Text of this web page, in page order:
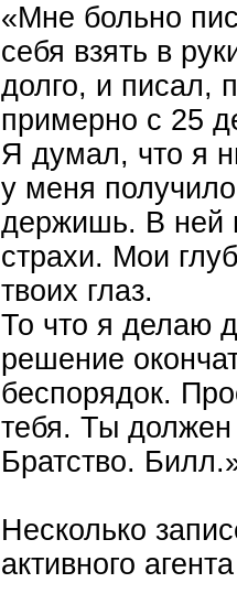
«Мне больно
себя взять в
долго, и писал,
примерно с 25
Я думал, что я
у меня
держишь. В ней
страхи. Мои
твоих глаз.
То что я делаю
решение
беспорядок.
тебя. Ты должен
Братство.
Несколько
активного